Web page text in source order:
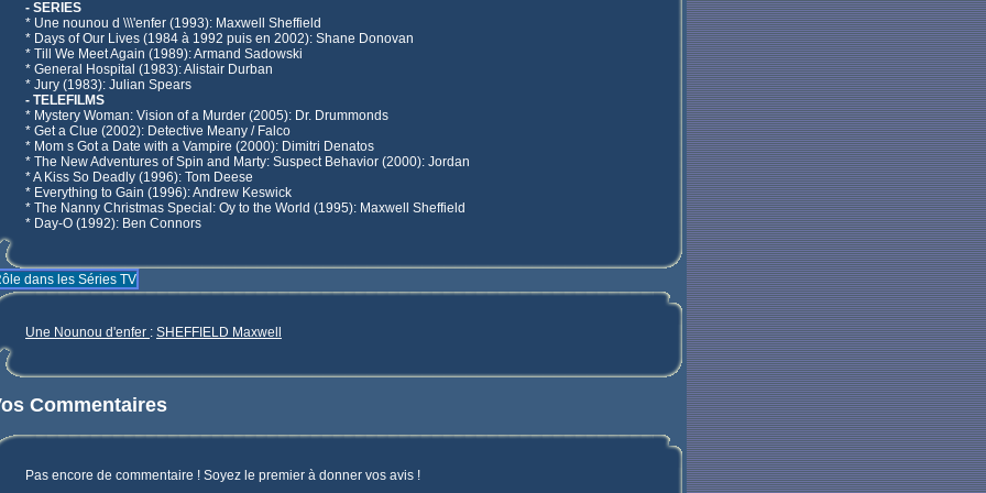
- SERIES
* Une nounou d \\\'enfer (1993): Maxwell Sheffield
* Days of Our Lives (1984 à 1992 puis en 2002): Shane Donovan
* Till We Meet Again (1989): Armand Sadowski
* General Hospital (1983): Alistair Durban
* Jury (1983): Julian Spears
- TELEFILMS
* Mystery Woman: Vision of a Murder (2005): Dr. Drummonds
* Get a Clue (2002): Detective Meany / Falco
* Mom s Got a Date with a Vampire (2000): Dimitri Denatos
* The New Adventures of Spin and Marty: Suspect Behavior (2000): Jordan
* A Kiss So Deadly (1996): Tom Deese
* Everything to Gain (1996): Andrew Keswick
* The Nanny Christmas Special: Oy to the World (1995): Maxwell Sheffield
* Day-O (1992): Ben Connors
dans les Séries TV
Une Nounou d'enfer : SHEFFIELD Maxwell
Commentaires
Pas encore de commentaire ! Soyez le premier à donner vos avis !